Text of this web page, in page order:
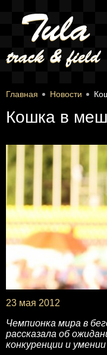
Главная Новости
Кошка в
23 мая 2012
Чемпионка мира в
рассказала об
конкуренции и